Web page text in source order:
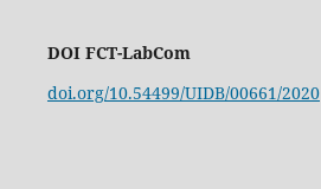
DOI FCT-LabCom
doi.org/10.54499/UIDB/00661/2020